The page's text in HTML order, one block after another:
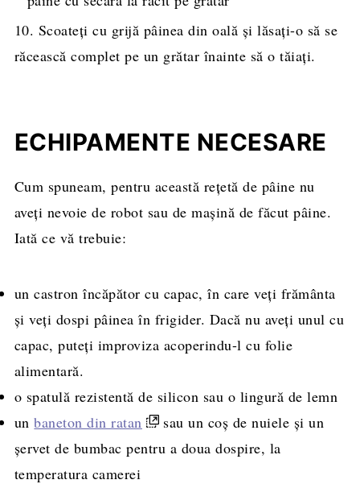
10. Scoateți cu grijă pâinea din oală și lăsați-o să se
răcească complet pe un grătar înainte să o tăiați.
ECHIPAMENTE NECESARE
Cum spuneam, pentru această rețetă de pâine nu
aveți nevoie de robot sau de mașină de făcut pâine.
Iată ce vă trebuie:
un castron încăpător cu capac, în care veți frământa
și veți dospi pâinea în frigider. Dacă nu aveți unul cu
capac, puteți improviza acoperindu-l cu folie
alimentară.
o spatulă rezistentă de silicon sau o lingură de lemn
unbaneton din ratan
sau un coș de nuiele și un
șervet de bumbac pentru a doua dospire, la
temperatura camerei